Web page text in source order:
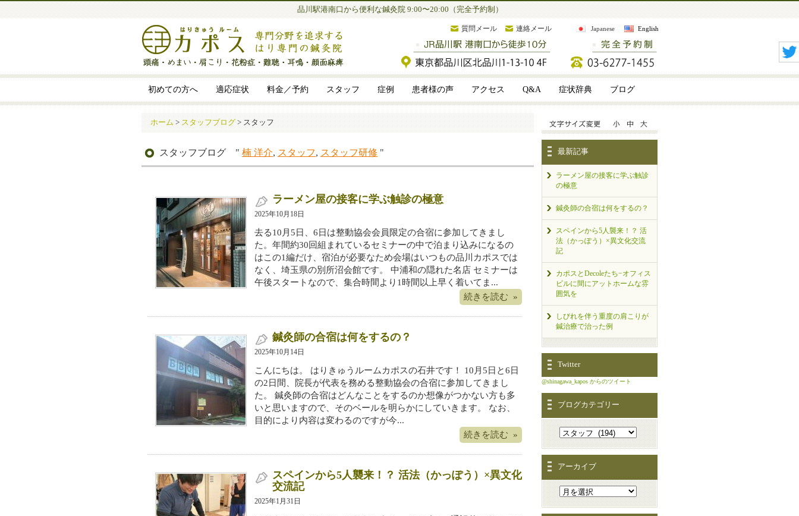
品川駅港南口から便利な鍼灸院 9:00〜20:00（完全予約制）
質問メール 連絡メール Japanese English
初めての方へ 適応症状 料金／予約 スタッフ 症例 患者様の声 アクセス Q&A 症状辞典 ブログ
ホーム > スタッフブログ> スタッフ
スタッフブログ " 楠 洋介, スタッフ, スタッフ研修 "
ラーメン屋の接客に学ぶ触診の極意
2025年10月18日
去る10月5日、6日は整動協会会員限定の合宿に参加してきまし
た。年間約30回組まれているセミナーの中で泊まり込みになるの
はこの1編だけ、宿泊が必要なため会場はいつもの品川カポスでは
なく、埼玉県の別所沼会館です。 中浦和の隠れた名店 セミナーは
午後スタートなので、集合時間より1時間以上早く着いてま...
続きを読む »
鍼灸師の合宿は何をするの？
2025年10月14日
こんにちは。 はりきゅうルームカポスの石井です！ 10月5日と6日
の2日間、院長が代表を務める整動協会の合宿に参加してきまし
た。 鍼灸師の合宿はどんなことをするのか想像がつかない方も多
いと思いますので、そのベールを明らかにしていきます。 なお、
目的により内容は変わるのですが今...
続きを読む »
スペインから5人襲来！？ 活法（かっぽう）×異文化
交流記
2025年1月31日
最新記事
ラーメン屋の接客に学ぶ触診
の極意
鍼灸師の合宿は何をするの？
スペインから5人襲来！？ 活
法（かっぽう）×異文化交流
記
カポスとDecoleたち−オフィス
ビルに間にアットホームな雰
囲気を
しびれを伴う重度の肩こりが
鍼治療で治った例
Twitter
@shinagawa_kapos からのツイート
ブログカテゴリー
アーカイブ